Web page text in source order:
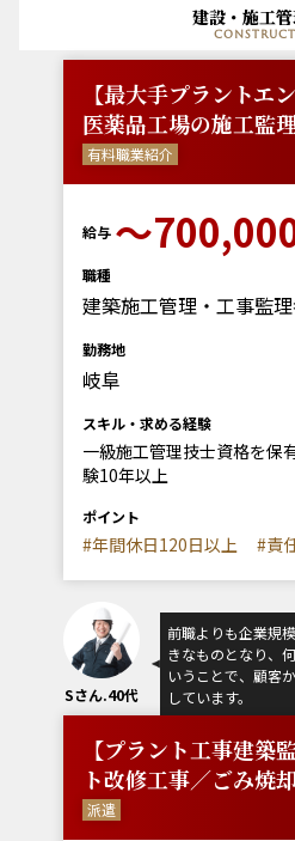
建設・施工
【最大手プラントエ
医薬品工場の施工監
有料職業紹介
給与 〜
職種
建築施工管理・工事監
勤務地
岐阜
スキル・求める経験
一級施工管理技士資格を保
験10年以上
ポイント
#年間休日120日以上 #責
Sさん.40代
前職よりも企業規
きなものとなり、
いうことで、顧客
しています。
【プラント工事建築
ト改修工事／ごみ焼
派遣